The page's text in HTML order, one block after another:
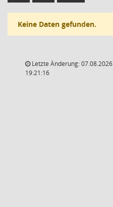
Keine Daten gefunden.
Letzte Änderung: 07.08.2026
19:21:16